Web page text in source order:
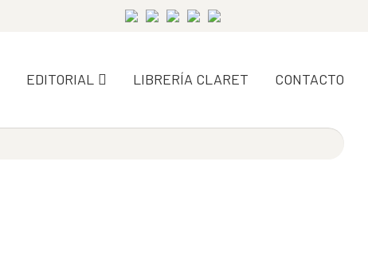
EDITORIAL LIBRERÍA CLARET CONTACTO